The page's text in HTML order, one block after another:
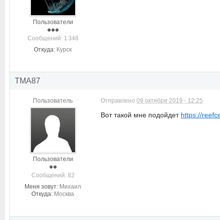
Пользователи
Cообщений: 1 348
Откуда: Курск
TMA87
Пользователь
Пользователи
Cообщений: 82
Меня зовут: Михаил
Откуда: Москва
Отправлено 09 октября 2019 - 12:25
Вот такой мне подойдет https://